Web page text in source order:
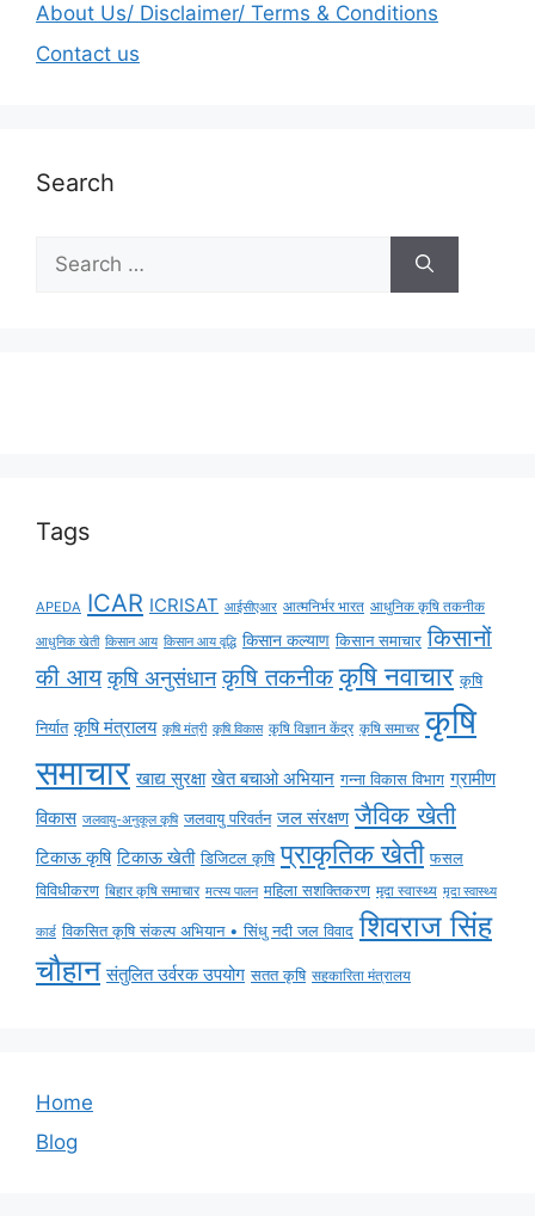
About Us/ Disclaimer/ Terms & Conditions
Contact us
Search
Tags
APEDA ICAR ICRISAT आईसीएआर आत्मनिर्भर भारत आधुनिक कृषि तकनीक
आधुनिक खेती किसान आय किसान आय वृद्धि किसान कल्याण किसान समाचार किसानों
की आय कृषि अनुसंधान कृषि तकनीक कृषि नवाचार कृषि
निर्यात कृषि मंत्रालय कृषि मंत्री कृषि विकास कृषि विज्ञान केंद्र कृषि समाचर कृषि
समाचार खाद्य सुरक्षा खेत बचाओ अभियान गन्ना विकास विभाग ग्रामीण
विकास जलवायु-अनुकूल कृषि जलवायु परिवर्तन जल संरक्षण जैविक खेती
टिकाऊ कृषि टिकाऊ खेती डिजिटल कृषि प्राकृतिक खेती फसल
विविधीकरण बिहार कृषि समाचार मत्स्य पालन महिला सशक्तिकरण मृदा स्वास्थ्य मृदा स्वास्थ्य
कार्ड विकसित कृषि संकल्प अभियान • सिंधु नदी जल विवाद शिवराज सिंह
चौहान संतुलित उर्वरक उपयोग सतत कृषि सहकारिता मंत्रालय
Home
Blog